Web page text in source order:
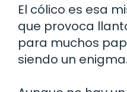
El cólico es esa
que provoca
para muchos
siendo un enigma.